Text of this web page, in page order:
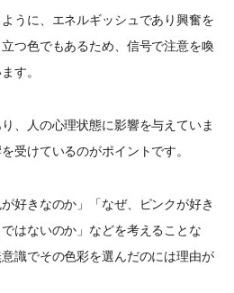
うに、エネルギッシュであり興奮を
つ色でもあるため、信号で注意を喚
す。
、人の心理状態に影響を与えていま
受けているのがポイントです。
好きなのか」「なぜ、ピンクが好き
はないのか」などを考えることな
識でその色彩を選んだのには理由が